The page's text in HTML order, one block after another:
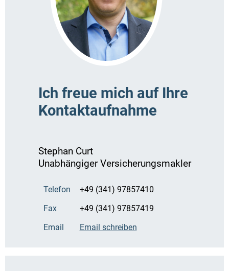
Ich freue mich auf Ihre
Kontaktaufnahme
Stephan Curt
Unabhängiger Versicherungsmakler
Telefon
+49 (341) 97857410
Fax
+49 (341) 97857419
Email
Email schreiben